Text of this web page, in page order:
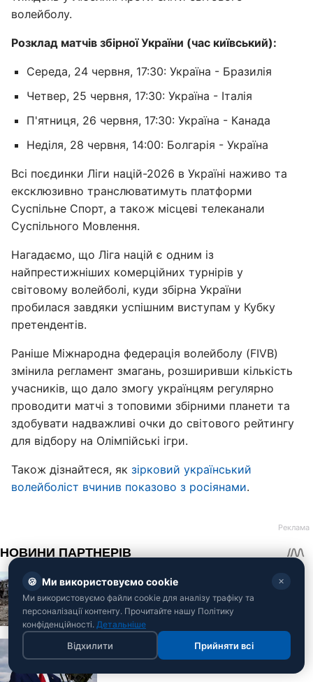
волейболу.
Розклад матчів збірної України (час київський):
Середа, 24 червня, 17:30: Україна - Бразилія
Четвер, 25 червня, 17:30: Україна - Італія
П'ятниця, 26 червня, 17:30: Україна - Канада
Неділя, 28 червня, 14:00: Болгарія - Україна
Всі поєдинки Ліги націй-2026 в Україні наживо та
ексклюзивно транслюватимуть платформи
Суспільне Спорт, а також місцеві телеканали
Суспільного Мовлення.
Нагадаємо, що Ліга націй є одним із
найпрестижніших комерційних турнірів у
світовому волейболі, куди збірна України
пробилася завдяки успішним виступам у Кубку
претендентів.
Раніше Міжнародна федерація волейболу (FIVB)
змінила регламент змагань, розширивши кількість
учасників, що дало змогу українцям регулярно
проводити матчі з топовими збірними планети та
здобувати надважливі очки до світового рейтингу
для відбору на Олімпійські ігри.
Також дізнайтеся, як зірковий український
волейболіст вчинив показово з росіянами.
🍪 Ми використовуємо cookie ✕
Ми використовуємо файли cookie для аналізу трафіку та
персоналізації контенту. Прочитайте нашу Політику
конфіденційності. Детальніше
Відхилити Прийняти всі